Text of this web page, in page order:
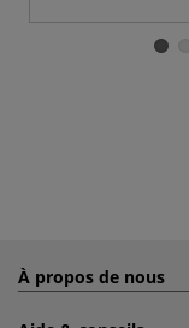
À propos de nous